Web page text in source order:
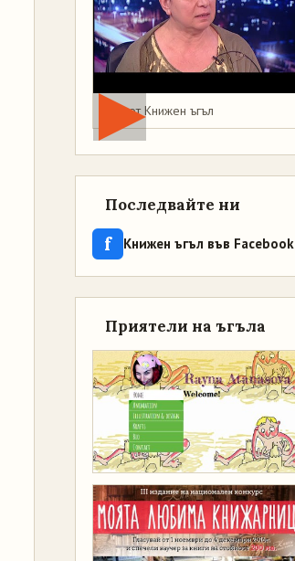
Мая от Книжен ъгъл
Последвайте ни
f Книжен ъгъл във Facebook
Приятели на ъгъла